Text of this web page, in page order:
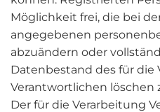
Möglichkeit frei, die bei
angegebenen
abzuändern oder
Datenbestand des für die
Verantwortlichen löschen
Der für die Verarbeitung